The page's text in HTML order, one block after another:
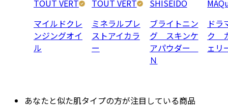
TOUT VERT
マイルドクレ
ンジングオイ
ル
TOUT VERT
ミネラルプレ
ストアイカラ
ー
SHISEIDO
ブライトニン
グ スキンケ
アパウダー
Ｎ
ドラ
ク
ェ
あなたと似た肌タイプの方が注目している商品